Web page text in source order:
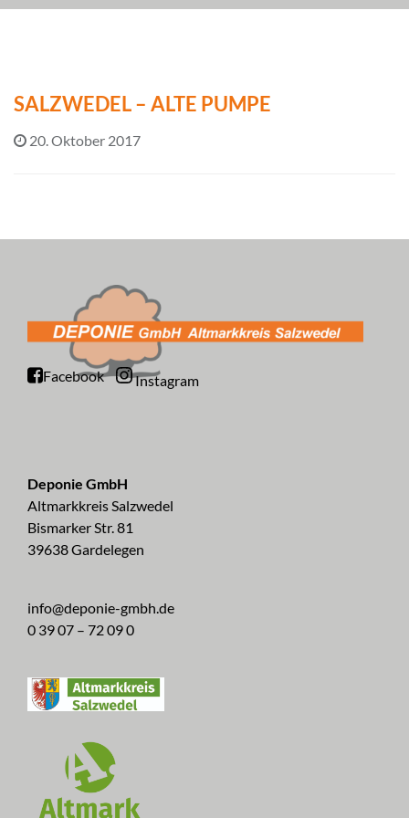
SALZWEDEL – ALTE PUMPE
20. Oktober 2017
Facebook Instagram
Deponie GmbH
Altmarkkreis Salzwedel
Bismarker Str. 81
39638 Gardelegen
info@deponie-gmbh.de
0 39 07 – 72 09 0